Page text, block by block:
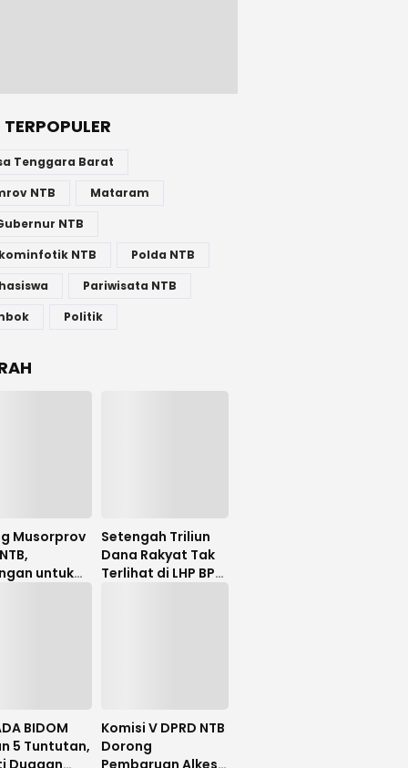
Tenggara Barat
NTB
Mataram
NTB
NTB
Polda NTB
Pariwisata NTB
Politik
Musorprov
untuk
Setengah Triliun
Dana Rakyat Tak
Terlihat di LHP BPK,
BIDOM
5 Tuntutan,
Dugaan
Komisi V DPRD NTB
Dorong
Pembaruan Alkes